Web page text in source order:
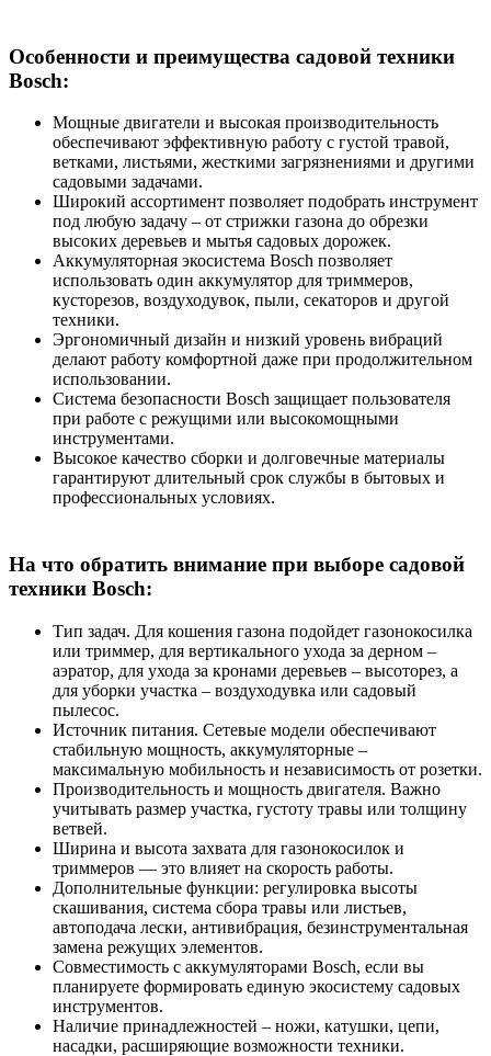
Особенности и преимущества садовой техники
Bosch:
Мощные двигатели и высокая производительность
обеспечивают эффективную работу с густой травой,
ветками, листьями, жесткими загрязнениями и другими
садовыми задачами.
Широкий ассортимент позволяет подобрать инструмент
под любую задачу – от стрижки газона до обрезки
высоких деревьев и мытья садовых дорожек.
Аккумуляторная экосистема Bosch позволяет
использовать один аккумулятор для триммеров,
кусторезов, воздуходувок, пыли, секаторов и другой
техники.
Эргономичный дизайн и низкий уровень вибраций
делают работу комфортной даже при продолжительном
использовании.
Система безопасности Bosch защищает пользователя
при работе с режущими или высокомощными
инструментами.
Высокое качество сборки и долговечные материалы
гарантируют длительный срок службы в бытовых и
профессиональных условиях.
На что обратить внимание при выборе садовой
техники Bosch:
Тип задач. Для кошения газона подойдет газонокосилка
или триммер, для вертикального ухода за дерном –
аэратор, для ухода за кронами деревьев – высоторез, а
для уборки участка – воздуходувка или садовый
пылесос.
Источник питания. Сетевые модели обеспечивают
стабильную мощность, аккумуляторные –
максимальную мобильность и независимость от розетки.
Производительность и мощность двигателя. Важно
учитывать размер участка, густоту травы или толщину
ветвей.
Ширина и высота захвата для газонокосилок и
триммеров — это влияет на скорость работы.
Дополнительные функции: регулировка высоты
скашивания, система сбора травы или листьев,
автоподача лески, антивибрация, безинструментальная
замена режущих элементов.
Совместимость с аккумуляторами Bosch, если вы
планируете формировать единую экосистему садовых
инструментов.
Наличие принадлежностей – ножи, катушки, цепи,
насадки, расширяющие возможности техники.